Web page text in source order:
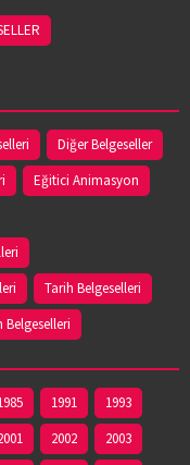
Diğer Belgeseller
Eğitici Animasyon
Tarih Belgeselleri
Belgeselleri
1991
1993
2002 2003